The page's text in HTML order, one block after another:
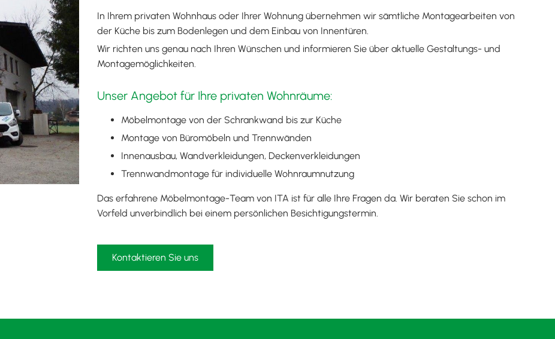
In Ihrem privaten Wohnhaus oder Ihrer Wohnung übernehmen wir sämtliche Montagearbeiten von
der Küche bis zum Bodenlegen und dem Einbau von Innentüren.
Wir richten uns genau nach Ihren Wünschen und informieren Sie über aktuelle Gestaltungs- und
Montagemöglichkeiten.
Unser Angebot für Ihre privaten Wohnräume:
Möbelmontage von der Schrankwand bis zur Küche
Montage von Büromöbeln und Trennwänden
Innenausbau, Wandverkleidungen, Deckenverkleidungen
Trennwandmontage für individuelle Wohnraumnutzung
Das erfahrene Möbelmontage-Team von ITA ist für alle Ihre Fragen da. Wir beraten Sie schon im
Vorfeld unverbindlich bei einem persönlichen Besichtigungstermin.
Kontaktieren Sie uns